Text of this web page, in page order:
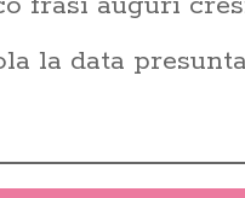
la data